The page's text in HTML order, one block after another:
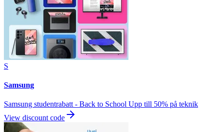
S
Samsung
Samsung studentrabatt - Back to School Upp till 50% på teknik
View discount code